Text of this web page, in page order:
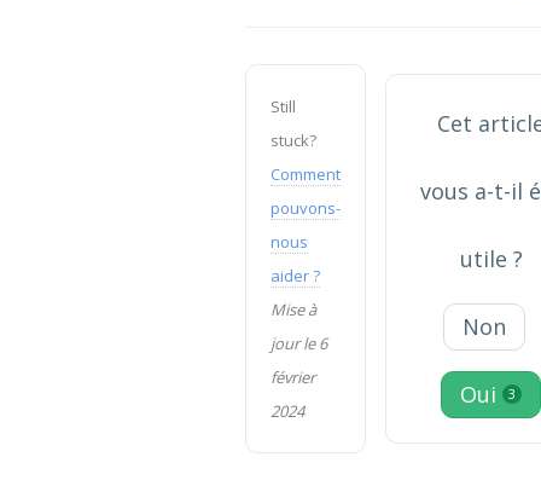
Still
stuck?
Comment
pouvons-
nous
aider ?
Mise à
jour le 6
février
2024
Cet
vous a-t-il
utile ?
Non
Oui 3